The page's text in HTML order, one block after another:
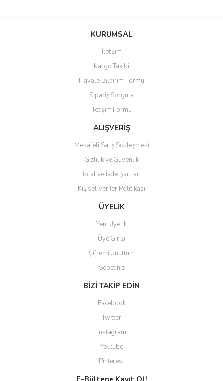
Bu ürüne ilk yorumu siz yapın!
Ürün resmi kalitesiz, bozuk veya görüntülenemiyor.
Ürün açıklamasında eksik bilgiler bulunuyor.
Ürün bilgilerinde hatalar bulunuyor.
Ürün fiyatı diğer sitelerden daha pahalı.
Bu ürüne benzer farklı alternatifler olmalı.
Gönder
KURUMSAL
İletişim
Kargo Takibi
Havale Bildirim Formu
Sipariş Sorgula
İletişim Formu
ALIŞVERİŞ
Mesafeli Satış Sözleşmesi
Gizlilik ve Güvenlik
İptal ve İade Şartları
Kişisel Veriler Politikası
ÜYELİK
Yeni Üyelik
Üye Girişi
Şifremi Unuttum
Sepetiniz
BİZİ TAKİP EDİN
Facebook
Twitter
Instagram
Youtube
Pinterest
E-Bültene Kayıt Ol!